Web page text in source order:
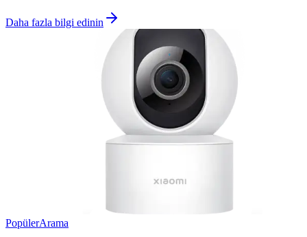
Daha fazla bilgi edinin
PopülerArama